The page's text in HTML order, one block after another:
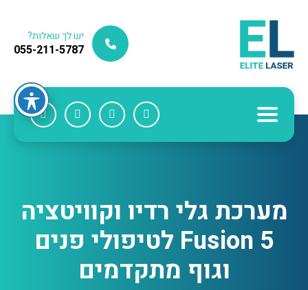
יש לך שאלות?
055-211-5787
מערכת גלי רדיו וקוויטציה
Fusion 5 לטיפולי פנים
וגוף מתקדמים